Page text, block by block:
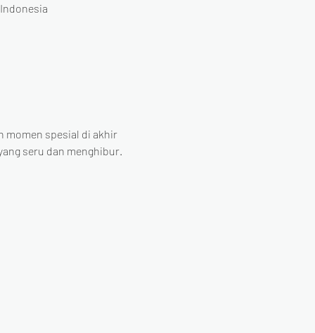
momen spesial di akhir
seru dan menghibur.